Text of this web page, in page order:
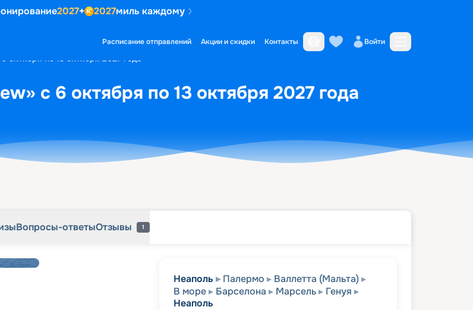
2027+ 2027миль каждому
Расписание отправлений Акции и скидки Контакты Войти
октября по 13 октября 2027 года
с 6 октября по 13 октября 2027 года
Вопросы-ответыОтзывы 1
Неаполь Палермо
Валлетта (Мальта)
В море
Барселона Марсель
Генуя
Неаполь